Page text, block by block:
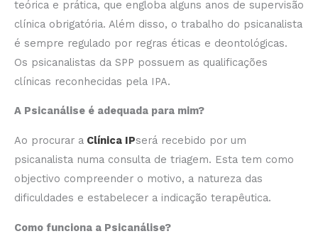
teórica e prática, que engloba alguns anos de supervisão
clínica obrigatória. Além disso, o trabalho do psicanalista
é sempre regulado por regras éticas e deontológicas.
Os psicanalistas da SPP possuem as qualificações
clínicas reconhecidas pela IPA.
A Psicanálise é adequada para mim?
Ao procurar a Clínica IPserá recebido por um
psicanalista numa consulta de triagem. Esta tem como
objectivo compreender o motivo, a natureza das
dificuldades e estabelecer a indicação terapêutica.
Como funciona a Psicanálise?